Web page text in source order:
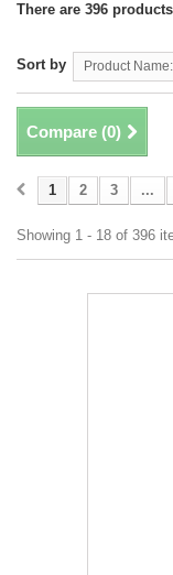
There are 396
Sort by Product
Compare (0)
1 2 3 ...
Showing 1 - 18 of 396